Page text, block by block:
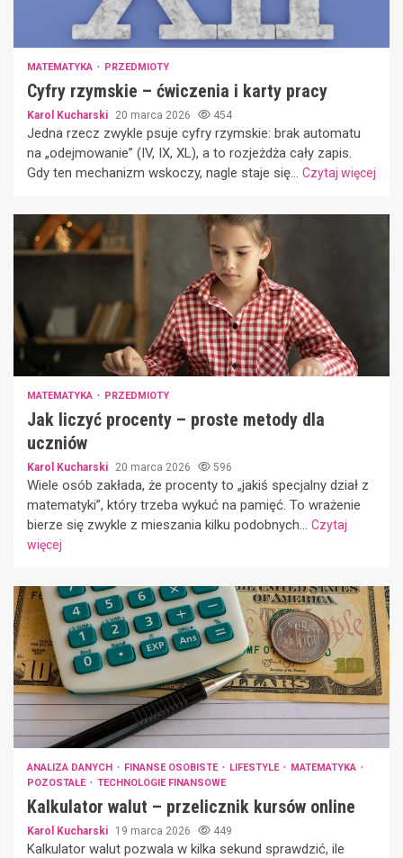
MATEMATYKA PRZEDMIOTY
Cyfry rzymskie – ćwiczenia i karty pracy
Karol Kucharski 20 marca 2026 454
Jedna rzecz zwykle psuje cyfry rzymskie: brak automatu
na „odejmowanie” (IV, IX, XL), a to rozjeżdża cały zapis.
Gdy ten mechanizm wskoczy, nagle staje się... Czytaj więcej
MATEMATYKA PRZEDMIOTY
Jak liczyć procenty – proste metody dla
uczniów
Karol Kucharski 20 marca 2026 596
Wiele osób zakłada, że procenty to „jakiś specjalny dział z
matematyki”, który trzeba wykuć na pamięć. To wrażenie
bierze się zwykle z mieszania kilku podobnych... Czytaj
więcej
ANALIZA DANYCH FINANSE OSOBISTE LIFESTYLE
MATEMATYKA
POZOSTAŁE
TECHNOLOGIE FINANSOWE
Kalkulator walut – przelicznik kursów online
Karol Kucharski 19 marca 2026 449
Kalkulator walut pozwala w kilka sekund sprawdzić, ile